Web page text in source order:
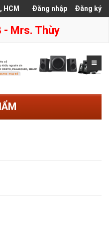
HCM Đăng nhập Đăng ký
- Mrs. Thùy